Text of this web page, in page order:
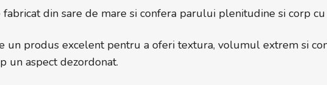
fabricat din sare de mare si confera parului plenitudine si corp
un produs excelent pentru a oferi textura, volumul extrem si
un aspect dezordonat.